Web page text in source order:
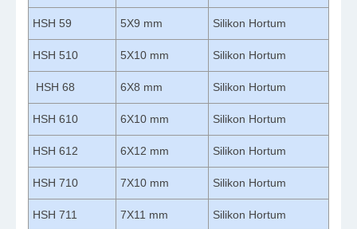
HSH 59 5X9 mm Silikon Hortum
HSH 510 5X10 mm Silikon Hortum
HSH 68 6X8 mm Silikon Hortum
HSH 610 6X10 mm Silikon Hortum
HSH 612 6X12 mm Silikon Hortum
HSH 710 7X10 mm Silikon Hortum
HSH 711 7X11 mm Silikon Hortum